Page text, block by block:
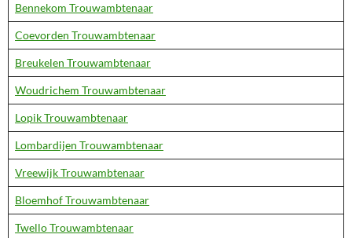
Bennekom Trouwambtenaar
Coevorden Trouwambtenaar
Breukelen Trouwambtenaar
Woudrichem Trouwambtenaar
Lopik Trouwambtenaar
Lombardijen Trouwambtenaar
Vreewijk Trouwambtenaar
Bloemhof Trouwambtenaar
Twello Trouwambtenaar